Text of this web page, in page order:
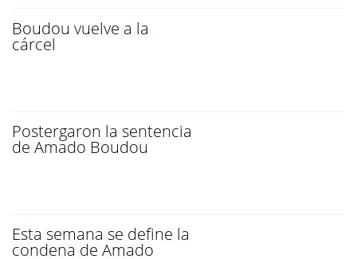
Boudou vuelve a la
cárcel
Postergaron la sentencia
de Amado Boudou
Esta semana se define la
condena de Amado